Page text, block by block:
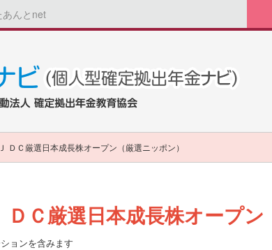
あんとnet
ＤＣ厳選日本成長株オープン（厳選ニッポン）
Ｃ厳選日本成長株オープン
ョンを含みます